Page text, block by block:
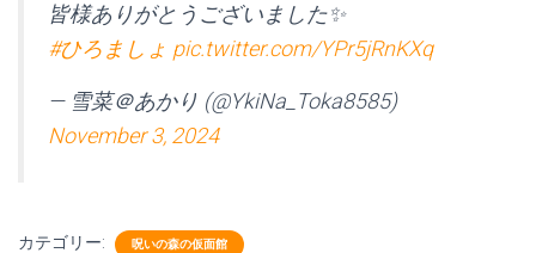
皆様ありがとうございました✨
#ひろましょ pic.twitter.com/YPr5jRnKXq
— 雪菜＠あかり (@YkiNa_Toka8585)
November 3, 2024
カテゴリー: 呪いの森の仮面館